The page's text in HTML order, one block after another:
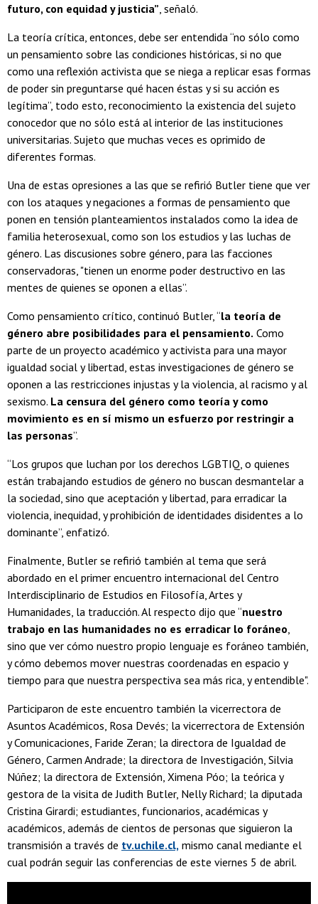
futuro, con equidad y justicia”, señaló.
La teoría crítica, entonces, debe ser entendida “no sólo como
un pensamiento sobre las condiciones históricas, si no que
como una reflexión activista que se niega a replicar esas formas
de poder sin preguntarse qué hacen éstas y si su acción es
legítima”, todo esto, reconocimiento la existencia del sujeto
conocedor que no sólo está al interior de las instituciones
universitarias. Sujeto que muchas veces es oprimido de
diferentes formas.
Una de estas opresiones a las que se refirió Butler tiene que ver
con los ataques y negaciones a formas de pensamiento que
ponen en tensión planteamientos instalados como la idea de
familia heterosexual, como son los estudios y las luchas de
género. Las discusiones sobre género, para las facciones
conservadoras, "tienen un enorme poder destructivo en las
mentes de quienes se oponen a ellas”.
Como pensamiento crítico, continuó Butler, “la teoría de
género abre posibilidades para el pensamiento. Como
parte de un proyecto académico y activista para una mayor
igualdad social y libertad, estas investigaciones de género se
oponen a las restricciones injustas y la violencia, al racismo y al
sexismo. La censura del género como teoría y como
movimiento es en sí mismo un esfuerzo por restringir a
las personas”.
“Los grupos que luchan por los derechos LGBTIQ, o quienes
están trabajando estudios de género no buscan desmantelar a
la sociedad, sino que aceptación y libertad, para erradicar la
violencia, inequidad, y prohibición de identidades disidentes a lo
dominante”, enfatizó.
Finalmente, Butler se refirió también al tema que será
abordado en el primer encuentro internacional del Centro
Interdisciplinario de Estudios en Filosofía, Artes y
Humanidades, la traducción. Al respecto dijo que “nuestro
trabajo en las humanidades no es erradicar lo foráneo,
sino que ver cómo nuestro propio lenguaje es foráneo también,
y cómo debemos mover nuestras coordenadas en espacio y
tiempo para que nuestra perspectiva sea más rica, y entendible".
Participaron de este encuentro también la vicerrectora de
Asuntos Académicos, Rosa Devés; la vicerrectora de Extensión
y Comunicaciones, Faride Zeran; la directora de Igualdad de
Género, Carmen Andrade; la directora de Investigación, Silvia
Núñez; la directora de Extensión, Ximena Póo; la teórica y
gestora de la visita de Judith Butler, Nelly Richard; la diputada
Cristina Girardi; estudiantes, funcionarios, académicas y
académicos, además de cientos de personas que siguieron la
transmisión a través de tv.uchile.cl, mismo canal mediante el
cual podrán seguir las conferencias de este viernes 5 de abril.